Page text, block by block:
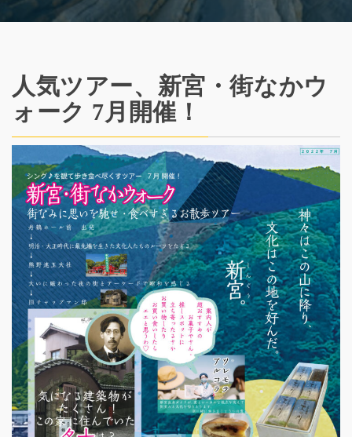
人気ツアー、新宮・街なかウ
ォーク 7月開催！